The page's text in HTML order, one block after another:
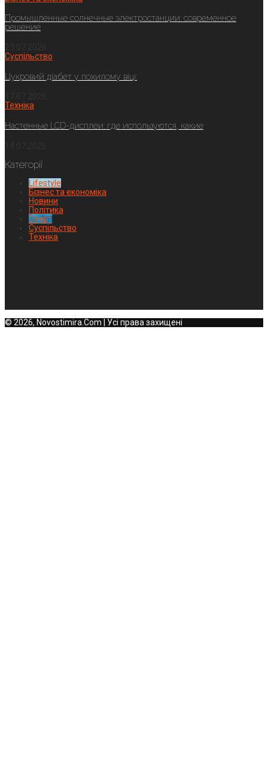
Промышленные солнечные электростанции: современное
решение
Суспільство
Цукровий діабет у похилому віці:
Техніка
Настенные LCD-дисплеи: где используются, какие
Категорії
Lifestyle
Бізнес та економіка
Новини
Політика
Спорт
Суспільство
Техніка
© 2026, Novostimira.Com | Усі права захищені